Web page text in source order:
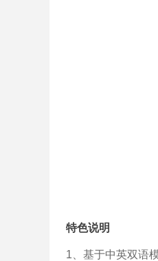
特色说明
1、基于中英双语